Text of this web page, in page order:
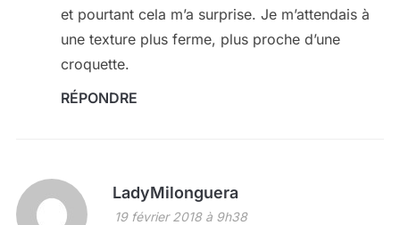
et pourtant cela m’a surprise. Je m’attendais à
une texture plus ferme, plus proche d’une
croquette.
RÉPONDRE
LadyMilonguera
19 février 2018 à 9h38